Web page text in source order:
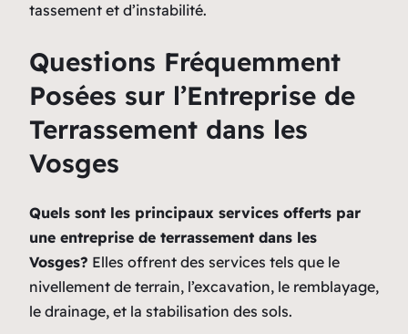
tassement et d’instabilité.
Questions Fréquemment
Posées sur l’Entreprise de
Terrassement dans les
Vosges
Quels sont les principaux services offerts par
une entreprise de terrassement dans les
Vosges? Elles offrent des services tels que le
nivellement de terrain, l’excavation, le remblayage,
le drainage, et la stabilisation des sols.